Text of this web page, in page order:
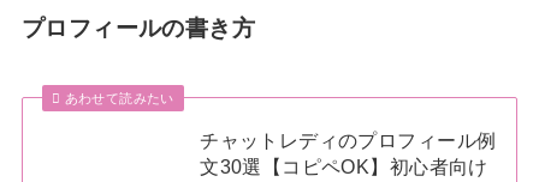
プロフィールの書き方
あわせて読みたい
チャットレディのプロフィール例
文30選【コピペOK】初心者向け